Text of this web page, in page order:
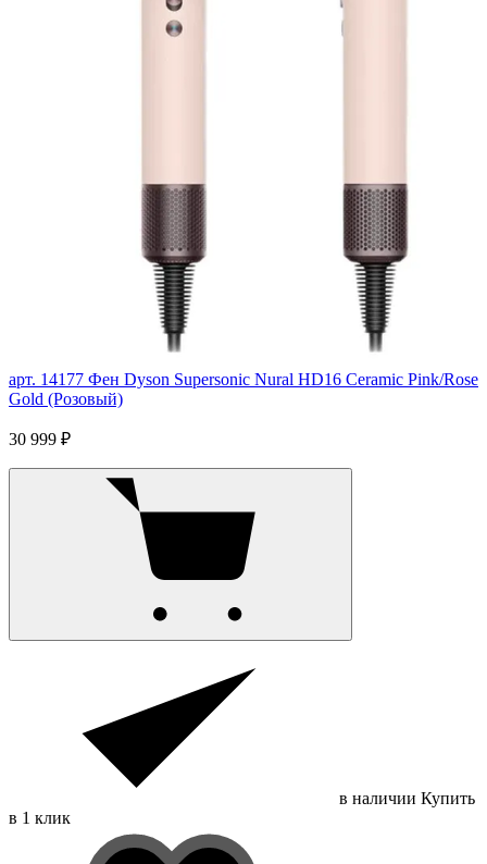
арт. 14177 Фен Dyson Supersonic Nural HD16 Ceramic Pink/Rose
Gold (Розовый)
30 999 ₽
в наличии Купить
в 1 клик